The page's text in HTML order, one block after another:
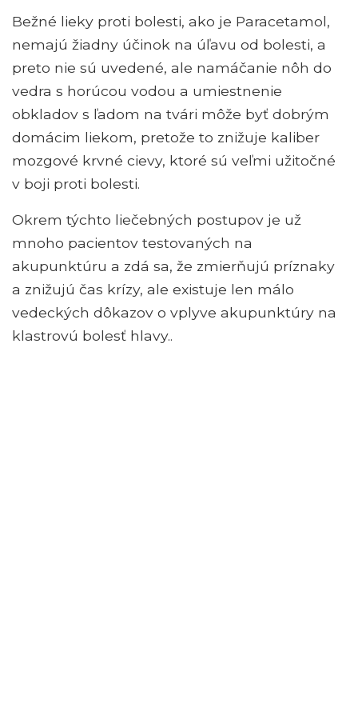
Bežné lieky proti bolesti, ako je Paracetamol,
nemajú žiadny účinok na úľavu od bolesti, a
preto nie sú uvedené, ale namáčanie nôh do
vedra s horúcou vodou a umiestnenie
obkladov s ľadom na tvári môže byť dobrým
domácim liekom, pretože to znižuje kaliber
mozgové krvné cievy, ktoré sú veľmi užitočné
v boji proti bolesti.
Okrem týchto liečebných postupov je už
mnoho pacientov testovaných na
akupunktúru a zdá sa, že zmierňujú príznaky
a znižujú čas krízy, ale existuje len málo
vedeckých dôkazov o vplyve akupunktúry na
klastrovú bolesť hlavy..